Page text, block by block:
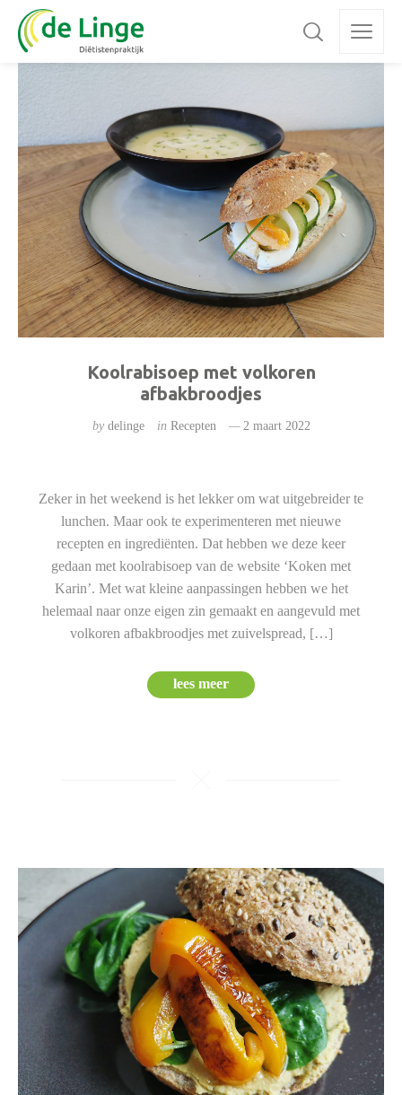
Koolrabisoep met volkoren
afbakbroodjes
by delinge in Recepten 2 maart 2022
Zeker in het weekend is het lekker om wat uitgebreider te
lunchen. Maar ook te experimenteren met nieuwe
recepten en ingrediënten. Dat hebben we deze keer
gedaan met koolrabisoep van de website ‘Koken met
Karin’. Met wat kleine aanpassingen hebben we het
helemaal naar onze eigen zin gemaakt en aangevuld met
volkoren afbakbroodjes met zuivelspread, […]
lees meer